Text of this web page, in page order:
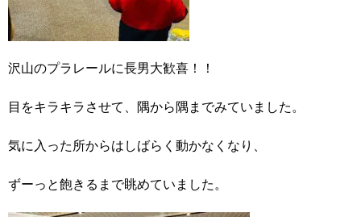
沢山のプラレールに長男大歓喜！！
目をキラキラさせて、隅から隅までみていました。
気に入った所からはしばらく動かなくなり、
ずーっと飽きるまで眺めていました。